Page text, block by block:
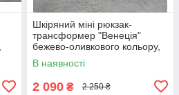
Шкіряний міні рюкзак-
трансформер "Венеція"
бежево-оливкового кольору,
17х19х7 см
В наявності
2 090 ₴ 2 250 ₴